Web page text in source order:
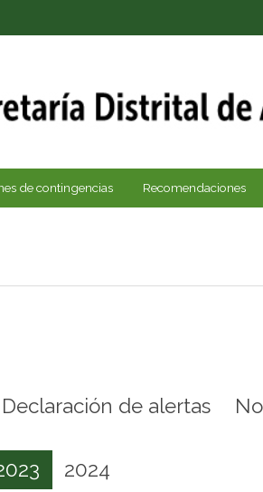
de contingencias Recomendaciones
Declaración de alertas
2024